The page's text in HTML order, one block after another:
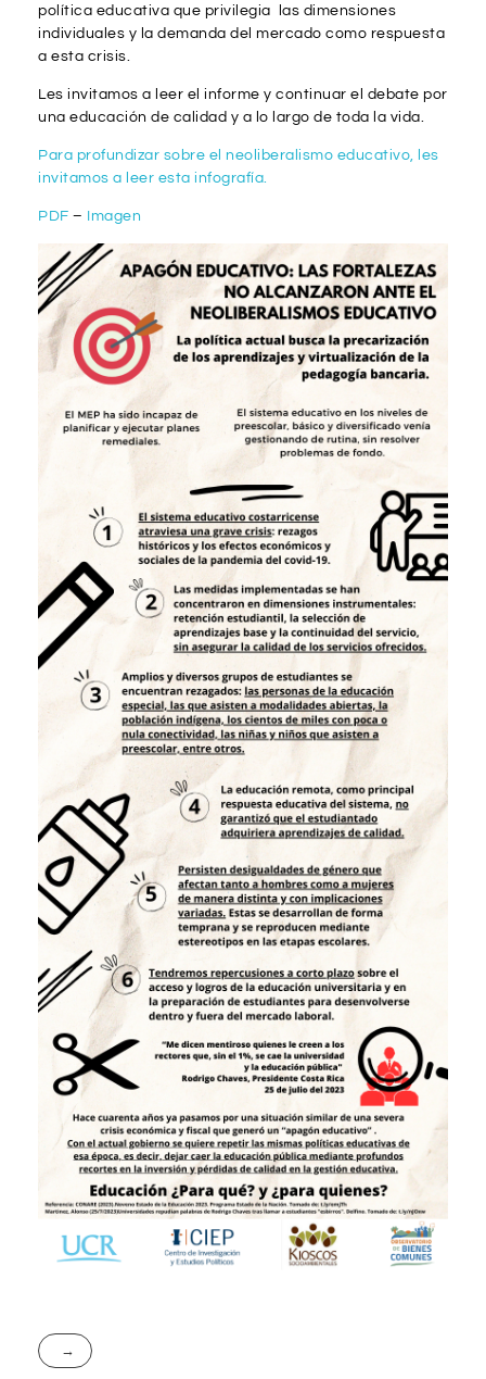
política educativa que privilegia las dimensiones
individuales y la demanda del mercado como respuesta
a esta crisis.
Les invitamos a leer el informe y continuar el debate por
una educación de calidad y a lo largo de toda la vida.
Para profundizar sobre el neoliberalismo educativo, les
invitamos a leer esta infografía.
PDF – Imagen